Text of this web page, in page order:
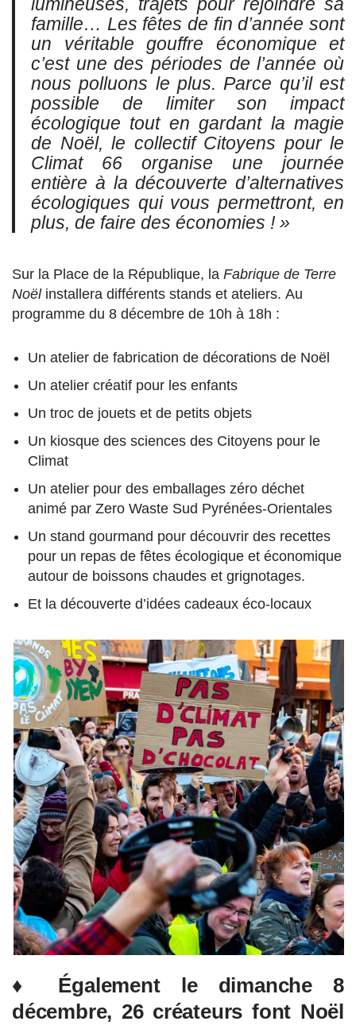
lumineuses, trajets pour rejoindre sa
famille… Les fêtes de fin d’année sont
un véritable gouffre économique et
c’est une des périodes de l’année où
nous polluons le plus. Parce qu’il est
possible de limiter son impact
écologique tout en gardant la magie
de Noël, le collectif Citoyens pour le
Climat 66 organise une journée
entière à la découverte d’alternatives
écologiques qui vous permettront, en
plus, de faire des économies ! »
Sur la Place de la République, la Fabrique de Terre
Noëlinstallera différents stands et ateliers. Au
programme du 8 décembre de 10h à 18h :
Un atelier de fabrication de décorations de Noël
Un atelier créatif pour les enfants
Un troc de jouets et de petits objets
Un kiosque des sciences des Citoyens pour le
Climat
Un atelier pour des emballages zéro déchet
animé par Zero Waste Sud Pyrénées-Orientales
Un stand gourmand pour découvrir des recettes
pour un repas de fêtes écologique et économique
autour de boissons chaudes et grignotages.
Et la découverte d’idées cadeaux éco-locaux
♦ Également le dimanche 8
décembre, 26 créateurs font Noël